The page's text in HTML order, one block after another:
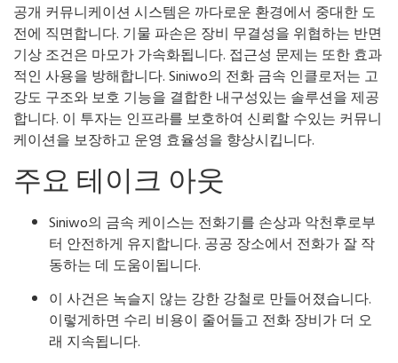
공개 커뮤니케이션 시스템은 까다로운 환경에서 중대한 도
전에 직면합니다. 기물 파손은 장비 무결성을 위협하는 반면
기상 조건은 마모가 가속화됩니다. 접근성 문제는 또한 효과
적인 사용을 방해합니다. Siniwo의 전화 금속 인클로저는 고
강도 구조와 보호 기능을 결합한 내구성있는 솔루션을 제공
합니다. 이 투자는 인프라를 보호하여 신뢰할 수있는 커뮤니
케이션을 보장하고 운영 효율성을 향상시킵니다.
주요 테이크 아웃
Siniwo의 금속 케이스는 전화기를 손상과 악천후로부
터 안전하게 유지합니다. 공공 장소에서 전화가 잘 작
동하는 데 도움이됩니다.
이 사건은 녹슬지 않는 강한 강철로 만들어졌습니다.
이렇게하면 수리 비용이 줄어들고 전화 장비가 더 오
래 지속됩니다.